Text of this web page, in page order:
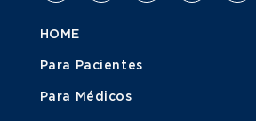
HOME
Para Pacientes
Para Médicos